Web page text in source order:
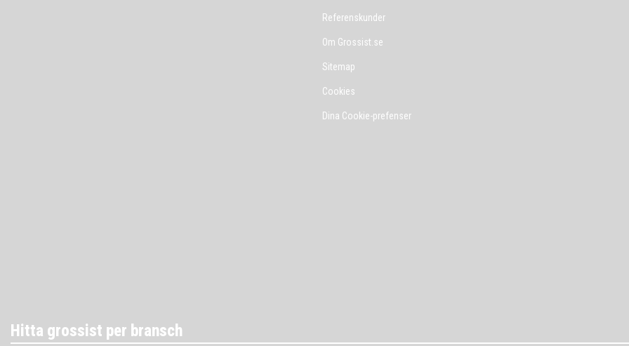
Referenskunder
Om Grossist.se
Sitemap
Cookies
Dina Cookie-prefenser
Hitta grossist per bransch